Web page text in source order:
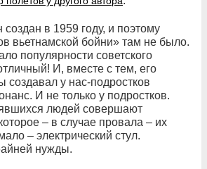
в 1959 году, и поэтому
вьетнамской бойни» там не было.
популярности советского
И, вместе с тем, его
создавал у нас-подростков
И не только у подростков.
людей совершают
– в случае провала – их
– электрический стул.
нужды.